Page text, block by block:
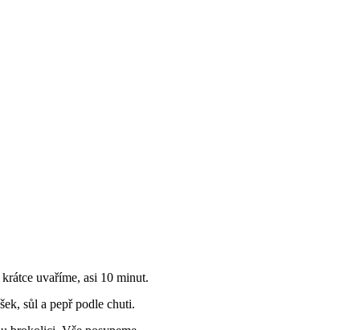
uvaříme, asi 10 minut.
sůl a pepř podle chuti.